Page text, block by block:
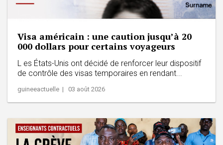
Visa américain : une caution jusqu’à 20
000 dollars pour certains voyageurs
L es États-Unis ont décidé de renforcer leur dispositif
de contrôle des visas temporaires en rendant...
guineeactuelle | 03 août 2026